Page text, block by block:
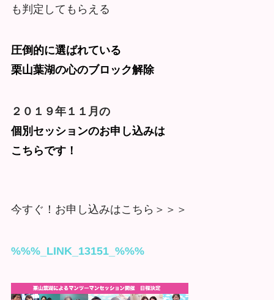
も判定してもらえる
圧倒的に選ばれている
栗山葉湖の心のブロック解除
２０１９年１１月の
個別セッションのお申し込みは
こちらです！
今すぐ！お申し込みはこちら＞＞＞
%%%_LINK_13151_%%%